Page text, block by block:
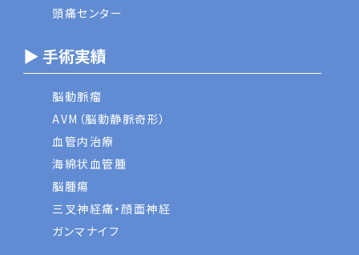
頭痛センター
▶ 手術実績
脳動脈瘤
AVM（脳動静脈奇形）
血管内治療
海綿状血管腫
脳腫瘍
三叉神経痛・顔面神経
ガンマナイフ